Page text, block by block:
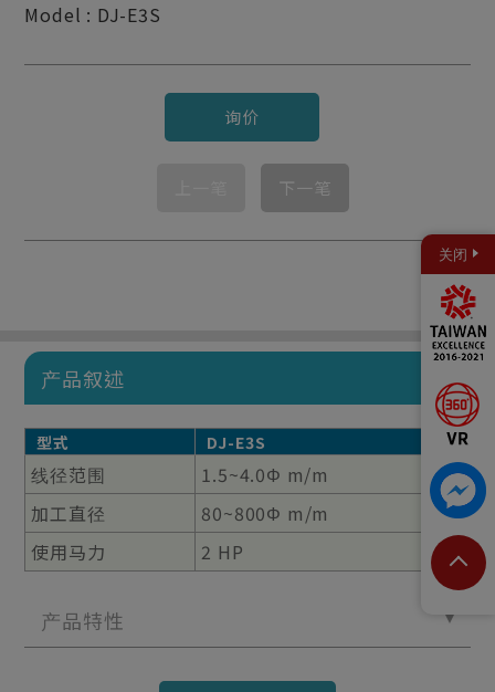
Model : DJ-E3S
询价
下一笔
产品叙述
型式 DJ-E3S
线径范围
1.5~4.0Φ m/m
加工直径
80~800Φ m/m
使用马力
2 HP
产品特性
关闭